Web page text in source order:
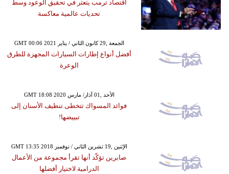
اقتصاد ترمب يتعثر في تحقيق الوعود وسط
تحديات عالمية معاكسة
GMT 00:06 2021 الجمعة ,29 كانون الثاني / يناير
أفضل أنواع إطارات السيارات المجهزة للطرق
الوعرة
GMT 18:08 2020 الأحد ,01 آذار/ مارس
فوائد المسواك تتخطى تنظيف الأسنان إلى
تبييضها!
GMT 13:35 2018 الإثنين ,19 تشرين الثاني / نوفمبر
صابرين تؤكّد أنها تقرأ مجموعة من الأعمال
الدرامية لاختيار أفضلها